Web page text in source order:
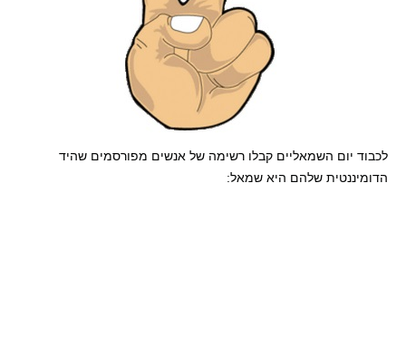
לכבוד יום השמאליים קבלו רשימה של אנשים מפורסמים שהיד
הדומיננטית שלהם היא שמאל: